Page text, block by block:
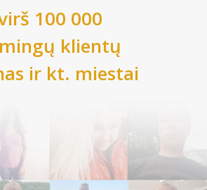
100 000
klientų
ir kt. miestai